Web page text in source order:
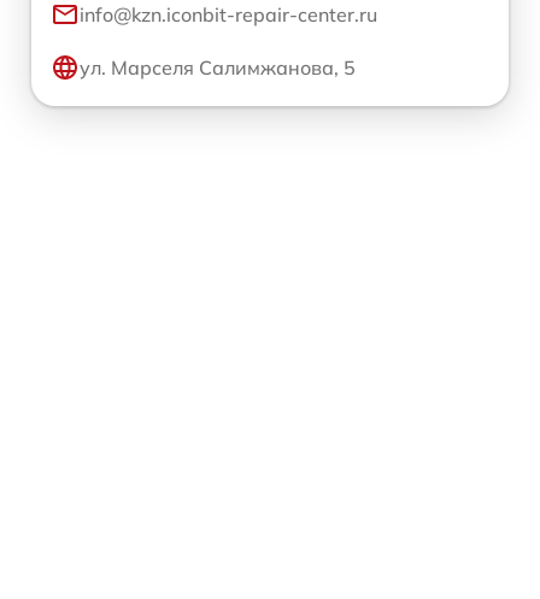
info@kzn.iconbit-repair-center.ru
ул. Марселя Салимжанова, 5